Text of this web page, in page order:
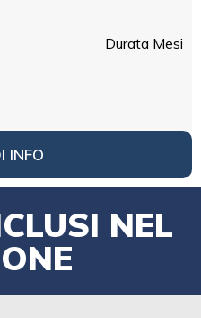
Durata Mesi
INFO
NEL